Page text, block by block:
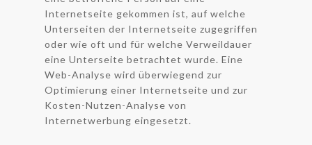
Internetseite gekommen ist, auf welche
Unterseiten der Internetseite zugegriffen
oder wie oft und für welche Verweildauer
eine Unterseite betrachtet wurde. Eine
Web-Analyse wird überwiegend zur
Optimierung einer Internetseite und zur
Kosten-Nutzen-Analyse von
Internetwerbung eingesetzt.